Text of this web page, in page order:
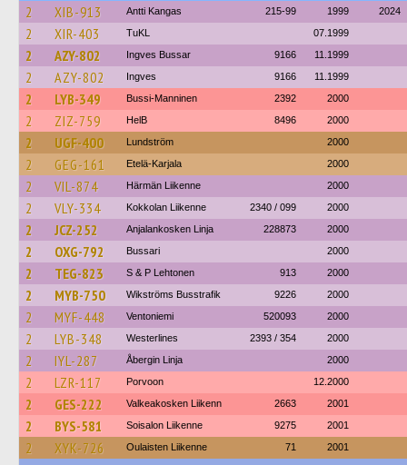
2 XIB-913 Antti Kangas 215-99 1999 2024
2 XIR-403 TuKL 07.1999
2 AZY-802 Ingves Bussar 9166 11.1999
2 AZY-802 Ingves 9166 11.1999
2 LYB-349 Bussi-Manninen 2392 2000
2 ZIZ-759 HelB 8496 2000
2 UGF-400 Lundström 2000
2 GEG-161 Etelä-Karjala 2000
2 VIL-874 Härmän Liikenne 2000
2 VLY-334 Kokkolan Liikenne 2340 / 099 2000
2 JCZ-252 Anjalankosken Linja 228873 2000
2 OXG-792 Bussari 2000
2 TEG-823 S & P Lehtonen 913 2000
2 MYB-750 Wikströms Busstrafik 9226 2000
2 MYF-448 Ventoniemi 520093 2000
2 LYB-348 Westerlines 2393 / 354 2000
2 IYL-287 Åbergin Linja 2000
2 LZR-117 Porvoon 12.2000
2 GES-222 Valkeakosken Liikenn 2663 2001
2 BYS-581 Soisalon Liikenne 9275 2001
2 XYK-726 Oulaisten Liikenne 71 2001